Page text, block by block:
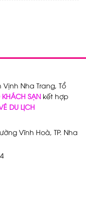
Nha Trang, Tổ
SẠN kết hợp
DU LỊCH
Vĩnh Hoà, TP. Nha